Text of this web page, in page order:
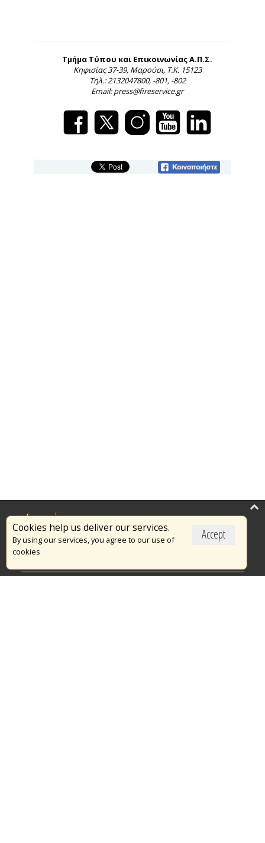
Τμήμα Τύπου και Επικοινωνίας Α.Π.Σ.
Κηφισίας 37-39, Μαρούσι, Τ.Κ. 15123
Τηλ.: 2132047800, -801, -802
Email: press@fireservice.gr
Accept
Cookies help us deliver our services.
By using our services, you agree to our use of
cookies
Επικαιρότητα
Το Πυροσβεστικό Σώμα